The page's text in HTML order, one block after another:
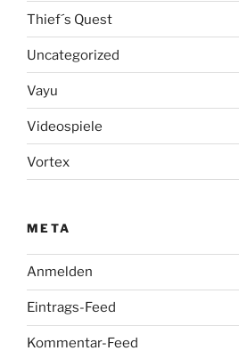
Thief´s Quest
Uncategorized
Vayu
Videospiele
Vortex
META
Anmelden
Eintrags-Feed
Kommentar-Feed